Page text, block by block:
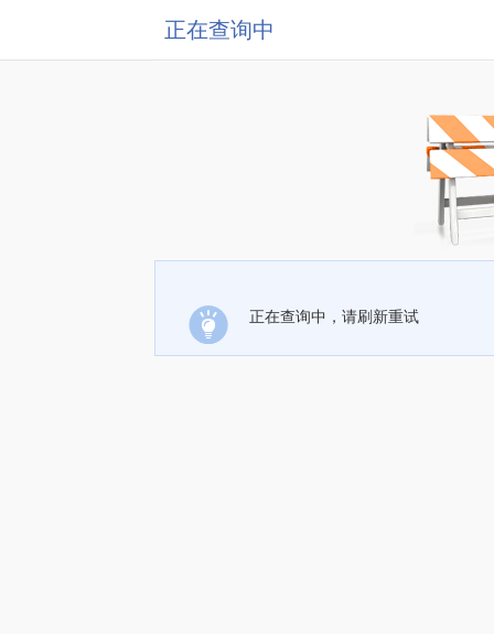
正在查询中
正在查询中，请刷新重试